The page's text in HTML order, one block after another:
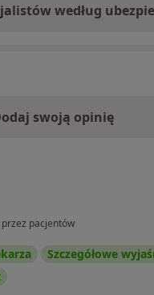
według
swoją opinię
pacjentów
Szczegółowe